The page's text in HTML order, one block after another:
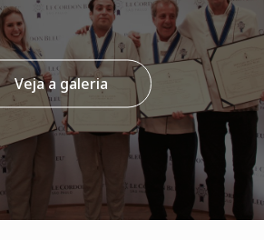
Veja a galeria